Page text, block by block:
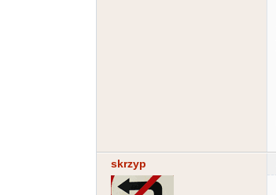
skrzyp